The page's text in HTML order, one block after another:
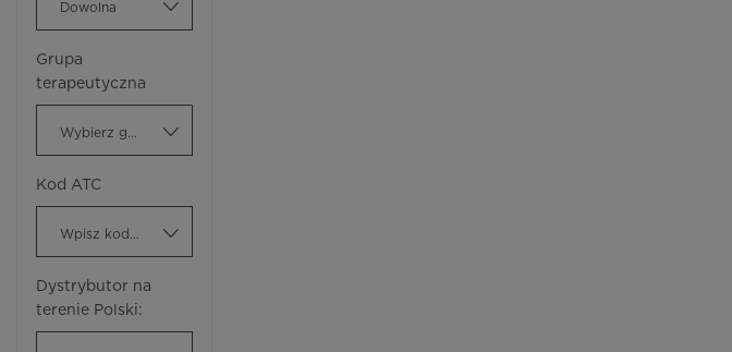
Dowolna
Grupa
terapeutyczna
Kod ATC
Dystrybutor na
terenie Polski: